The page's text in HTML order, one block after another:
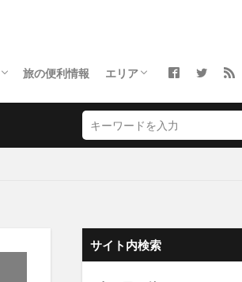
旅の便利情報 エリア
関東
北海道
東北
中部
近畿・関西
中国
四国
九州・沖縄
沖縄
サイト内検索